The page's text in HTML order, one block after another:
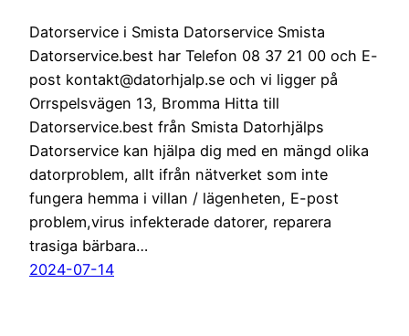
Datorservice i Smista Datorservice Smista
Datorservice.best har Telefon 08 37 21 00 och E-
post kontakt@datorhjalp.se och vi ligger på
Orrspelsvägen 13, Bromma Hitta till
Datorservice.best från Smista Datorhjälps
Datorservice kan hjälpa dig med en mängd olika
datorproblem, allt ifrån nätverket som inte
fungera hemma i villan / lägenheten, E-post
problem,virus infekterade datorer, reparera
trasiga bärbara…
2024-07-14